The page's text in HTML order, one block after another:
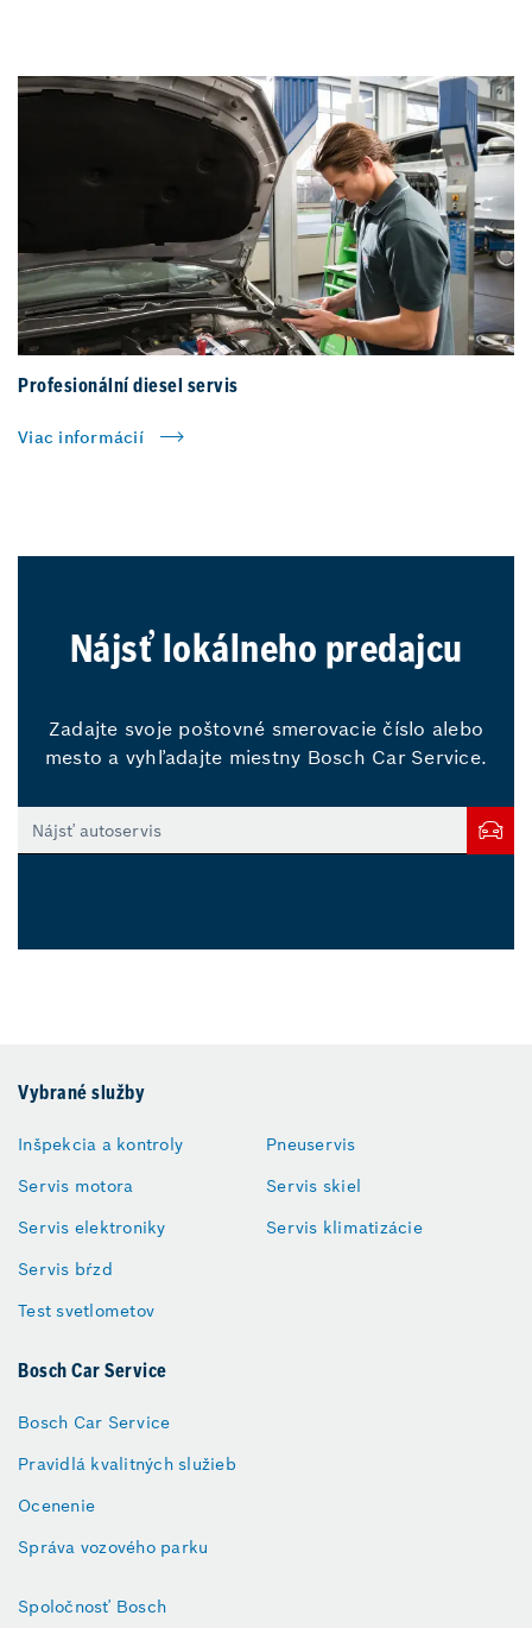
Profesionální diesel servis
Viac informácií
Nájsť lokálneho predajcu
Zadajte svoje poštovné smerovacie číslo alebo
mesto a vyhľadajte miestny Bosch Car Service.
Vybrané služby
Inšpekcia a kontroly
Servis motora
Servis elektroniky
Servis bŕzd
Test svetlometov
Pneuservis
Servis skiel
Servis klimatizácie
Bosch Car Service
Bosch Car Service
Pravidlá kvalitných služieb
Ocenenie
Správa vozového parku
Spoločnosť Bosch